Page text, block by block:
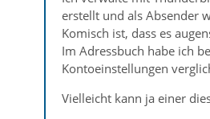
erstellt und als Absender
Komisch ist, dass es
Im Adressbuch habe ich
Kontoeinstellungen
Vielleicht kann ja einer